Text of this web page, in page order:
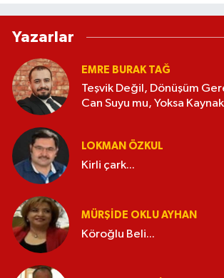
Yazarlar
EMRE BURAK TAĞ
Teşvik Değil, Dönüşüm
Can Suyu mu, Yoksa Kaynak
LOKMAN ÖZKUL
Kirli çark...
MÜRŞIDE OKLU AYHAN
Köroğlu Beli...